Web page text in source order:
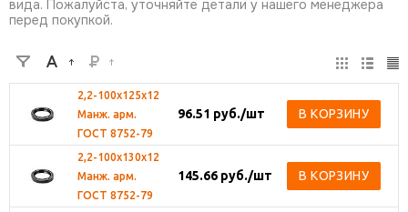
вида. Пожалуйста, уточняйте детали у нашего менеджера
перед покупкой.
2,2-100х125х12
Манж. арм.
ГОСТ 8752-79
96.51 руб./шт В КОРЗИНУ
2,2-100х130х12
Манж. арм.
ГОСТ 8752-79
145.66 руб./шт В КОРЗИНУ